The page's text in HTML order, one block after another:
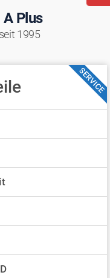
Plus
1995
SERVICE